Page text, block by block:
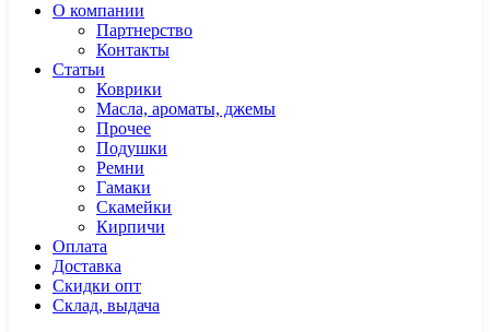
О компании
Партнерство
Контакты
Статьи
Коврики
Масла, ароматы, джемы
Прочее
Подушки
Ремни
Гамаки
Скамейки
Кирпичи
Оплата
Доставка
Скидки опт
Склад, выдача